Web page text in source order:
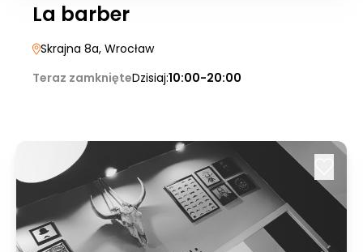
La barber
Skrajna 8a, Wrocław
Teraz zamknięteDzisiaj:10:00-20:00